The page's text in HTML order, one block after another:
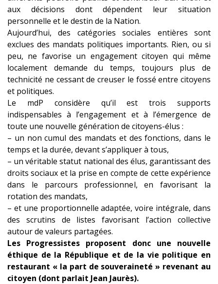
aux décisions dont dépendent leur situation
personnelle et le destin de la Nation.
Aujourd’hui, des catégories sociales entières sont
exclues des mandats politiques importants. Rien, ou si
peu, ne favorise un engagement citoyen qui même
localement demande du temps, toujours plus de
technicité ne cessant de creuser le fossé entre citoyens
et politiques.
Le mdP considère qu’il est trois supports
indispensables à l’engagement et à l’émergence de
toute une nouvelle génération de citoyens-élus :
– un non cumul des mandats et des fonctions, dans le
temps et la durée, devant s’appliquer à tous,
– un véritable statut national des élus, garantissant des
droits sociaux et la prise en compte de cette expérience
dans le parcours professionnel, en favorisant la
rotation des mandats,
– et une proportionnelle adaptée, voire intégrale, dans
des scrutins de listes favorisant l’action collective
autour de valeurs partagées.
Les Progressistes proposent donc une nouvelle
éthique de la République et de la vie politique en
restaurant « la part de souveraineté » revenant au
citoyen (dont parlait Jean Jaurès).